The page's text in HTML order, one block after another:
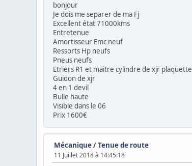
bonjour
Je dois me separer de ma Fj
Excellent état 71000kms
Entretenue
Amortisseur Emc neuf
Ressorts Hp neufs
Pneus neufs
Etriers R1 et maitre cylindre de xjr
Guidon de xjr
4 en 1 devil
Bulle haute
Visible dans le 06
Prix 1600€
Mécanique/Tenue de route
11 Juillet 2018 à 14:45:18